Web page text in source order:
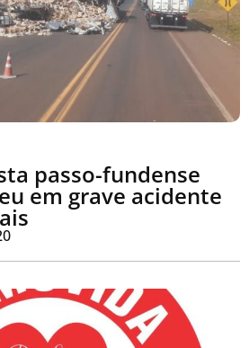
passo-fundense
em grave acidente